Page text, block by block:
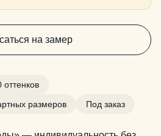
на замер
оттенков
размеров
Под заказ